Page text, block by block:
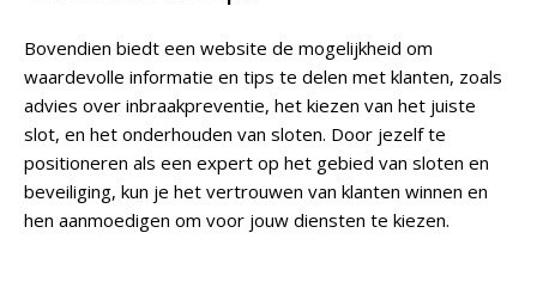
Bovendien biedt een website de mogelijkheid om
waardevolle informatie en tips te delen met klanten, zoals
advies over inbraakpreventie, het kiezen van het juiste
slot, en het onderhouden van sloten. Door jezelf te
positioneren als een expert op het gebied van sloten en
beveiliging, kun je het vertrouwen van klanten winnen en
hen aanmoedigen om voor jouw diensten te kiezen.